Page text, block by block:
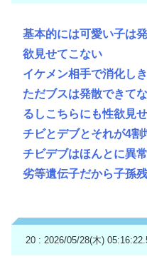
基本的には可愛い子は
欲見せてこない
イケメン相手で消化し
ただブスは発散できて
るしこちらにも性欲見
チビとデブとそれが4割
チビデブはほんとに異常
劣等遺伝子だから子孫
20 : 2026/05/28(木)